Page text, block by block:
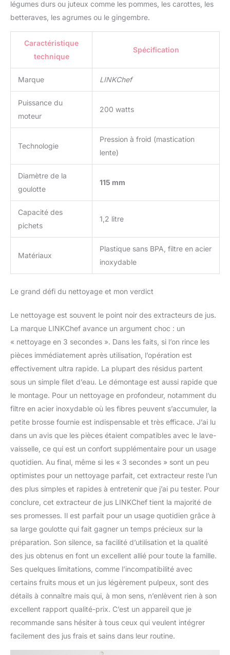
une utilisation rassurante
pour toute la famille.
pièces en contact avec
matériaux de qualité
alimentaire, sans BPA.
frais dans le respect des
normes de sécurité
alimentaire. Un kit
: l'extracteur de jus
un bol à jus, un bac à
nettoyage assortie. Tous
nécessaires sont inclus,
commencer à faire des
jus immédiatement.
Garantie de 5 ans et
service client dédié : Le
LINKChef est couvert par
à votre disposition pour
toute question, et un
livret de recettes est
inclus pour vous inspirer
vertical compact et peu
encombrant : Grâce à
son format vertical, cet
extracteur de jus occupe
peu d'espace sur le plan
de travail et se range
facilement dans la
plupart des placards.
Une solution idéale pour
les cuisines de toutes
tailles.
légumes durs ou juteux comme les pommes, les carottes, les
betteraves, les agrumes ou le gingembre.
Caractéristique
technique
Spécification
Marque LINKChef
Puissance du
moteur
200 watts
Technologie
Pression à froid (mastication
lente)
Diamètre de la
goulotte
115 mm
Capacité des
pichets
1,2 litre
Matériaux
Plastique sans BPA, filtre en acier
inoxydable
Le grand défi du nettoyage et mon verdict
Le nettoyage est souvent le point noir des extracteurs de jus.
La marque LINKChef avance un argument choc : un
« nettoyage en 3 secondes ». Dans les faits, si l’on rince les
pièces immédiatement après utilisation, l’opération est
effectivement ultra rapide. La plupart des résidus partent
sous un simple filet d’eau. Le démontage est aussi rapide que
le montage. Pour un nettoyage en profondeur, notamment du
filtre en acier inoxydable où les fibres peuvent s’accumuler, la
petite brosse fournie est indispensable et très efficace. J’ai lu
dans un avis que les pièces étaient compatibles avec le lave-
vaisselle, ce qui est un confort supplémentaire pour un usage
quotidien. Au final, même si les « 3 secondes » sont un peu
optimistes pour un nettoyage parfait, cet extracteur reste l’un
des plus simples et rapides à entretenir que j’ai pu tester. Pour
conclure, cet extracteur de jus LINKChef tient la majorité de
ses promesses. Il est parfait pour un usage quotidien grâce à
sa large goulotte qui fait gagner un temps précieux sur la
préparation. Son silence, sa facilité d’utilisation et la qualité
des jus obtenus en font un excellent allié pour toute la famille.
Ses quelques limitations, comme l’incompatibilité avec
certains fruits mous et un jus légèrement pulpeux, sont des
détails à connaître mais qui, à mon sens, n’enlèvent rien à son
excellent rapport qualité-prix. C’est un appareil que je
recommande sans hésiter à tous ceux qui veulent intégrer
facilement des jus frais et sains dans leur routine.